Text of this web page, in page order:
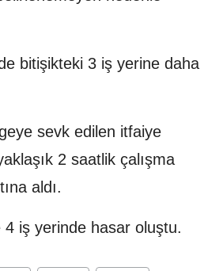
bitişikteki 3 iş yerine daha
sevk edilen itfaiye
2 saatlik çalışma
aldı.
4 iş yerinde hasar oluştu.